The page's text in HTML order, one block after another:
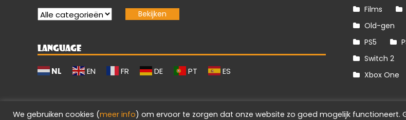
LANGUAGE
NL EN FR DE PT ES
Films
Old-gen
PS5
Switch 2
Xbox One
We gebruiken cookies (meer info) om ervoor te zorgen dat onze website zo goed mogelijk functioneert.